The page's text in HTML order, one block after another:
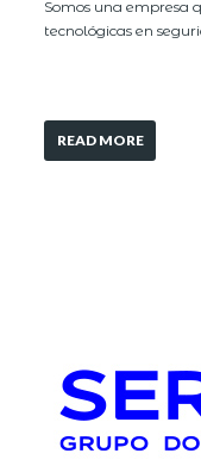
Somos una empresa
tecnológicas en
READ MORE